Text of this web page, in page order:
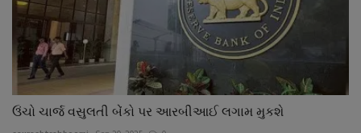
ઉંચો ચાર્જ વસુલતી બેંકો પર આરબીઆઈ લગામ મુકશે